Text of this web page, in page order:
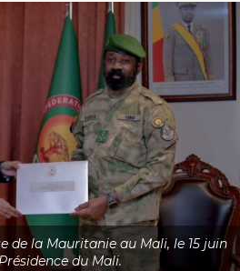
de la Mauritanie au Mali, le 15 juin
du Mali.